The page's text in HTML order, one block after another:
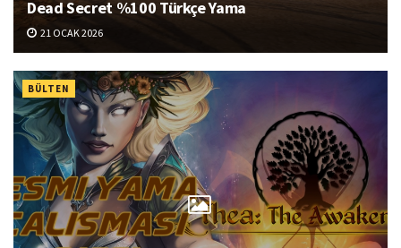
Dead Secret %100 Türkçe Yama
21 OCAK 2026
BÜLTEN